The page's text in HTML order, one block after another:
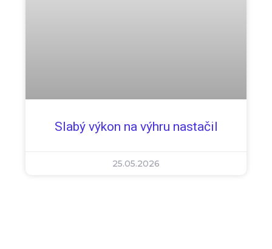
Slabý výkon na výhru nastačil
25.05.2026